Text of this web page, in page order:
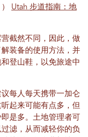
Utah 步道指南：地
截然不同，因此，做
装备的使用方法，并
登山鞋，以免旅途中
每人每天携带一加仑
起来可能有点多，但
是多。土地管理者可
滤，从而减轻你的负